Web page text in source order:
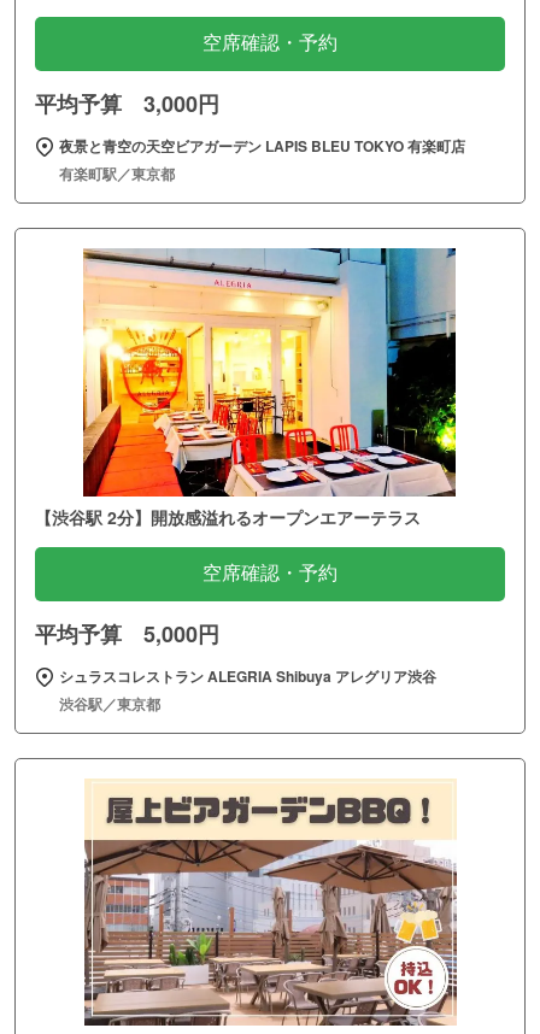
空席確認・予約
平均予算 3,000円
夜景と青空の天空ビアガーデン LAPIS BLEU TOKYO 有楽町店
有楽町駅／東京都
【渋谷駅 2分】開放感溢れるオープンエアーテラス
空席確認・予約
平均予算 5,000円
シュラスコレストラン ALEGRIA Shibuya アレグリア渋谷
渋谷駅／東京都